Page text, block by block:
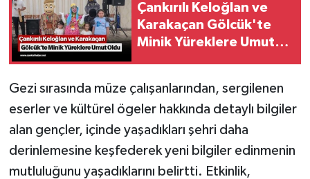
Çankırılı Keloğlan ve
Karakaçan Gölcük'te
Minik Yüreklere Umut
Gezi sırasında müze çalışanlarından, sergilenen
eserler ve kültürel ögeler hakkında detaylı bilgiler
alan gençler, içinde yaşadıkları şehri daha
derinlemesine keşfederek yeni bilgiler edinmenin
mutluluğunu yaşadıklarını belirtti. Etkinlik,